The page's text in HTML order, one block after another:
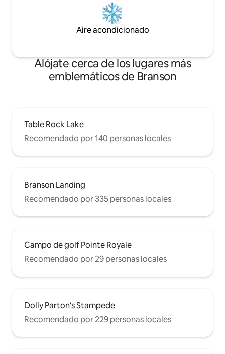
Aire acondicionado
Alójate cerca de los lugares más
emblemáticos de Branson
Table Rock Lake
Recomendado por 140 personas locales
Branson Landing
Recomendado por 335 personas locales
Campo de golf Pointe Royale
Recomendado por 29 personas locales
Dolly Parton's Stampede
Recomendado por 229 personas locales